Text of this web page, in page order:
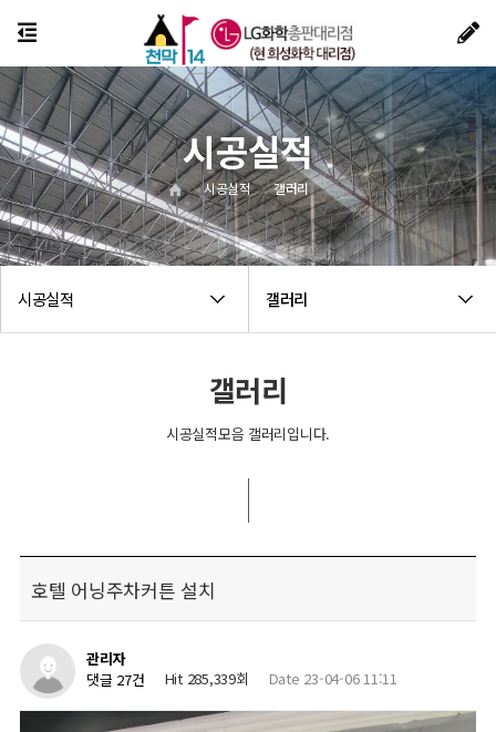
시공실적 갤러리
시공실적 갤러리
시공실적
갤러리
시공실적모음 갤러리입니다.
호텔 어닝주차커튼 설치
관리자
댓글 27건
Hit 285,339회 Date 23-04-06 11:11